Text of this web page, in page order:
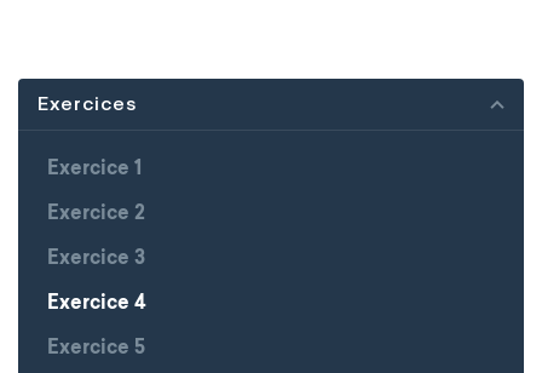
Exercices
Exercice 1
Exercice 2
Exercice 3
Exercice 4
Exercice 5